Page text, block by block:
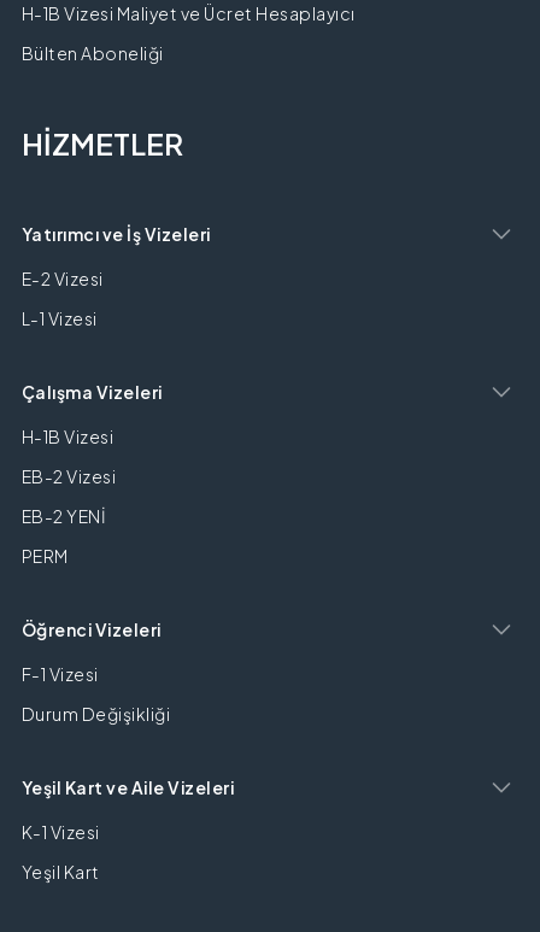
H-1B Vizesi Maliyet ve Ücret Hesaplayıcı
Bülten Aboneliği
HİZMETLER
Yatırımcı ve İş Vizeleri
E-2 Vizesi
L-1 Vizesi
Çalışma Vizeleri
H-1B Vizesi
EB-2 Vizesi
EB-2 YENİ
PERM
Öğrenci Vizeleri
F-1 Vizesi
Durum Değişikliği
Yeşil Kart ve Aile Vizeleri
K-1 Vizesi
Yeşil Kart